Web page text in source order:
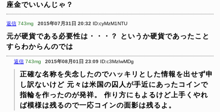
座金でいいんじゃ？
返信 743mg 2015年07月31日 20:32 ID:cyMzM1NTU
元が硬貨である必要性は・・・？
というか硬貨であったこと
すらわからんのでは
返信 743mg 2015年08月01日 23:09 ID:c3MzIwMDg
正確な名称を失念したのでハッキリとした情報を出せず申
し訳ないけど 元々は米国の囚人が手近にあったコインで
指輪を作ったのが発祥。
作り方にもよるけど上手くやれ
ば模様は残るので一応コインの面影は残るよ。